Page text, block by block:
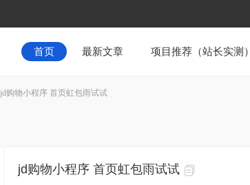
首页 最新文章 项目推荐（站长实测）
jd购物小程序 首页虹包雨试试
jd购物小程序 首页虹包雨试试